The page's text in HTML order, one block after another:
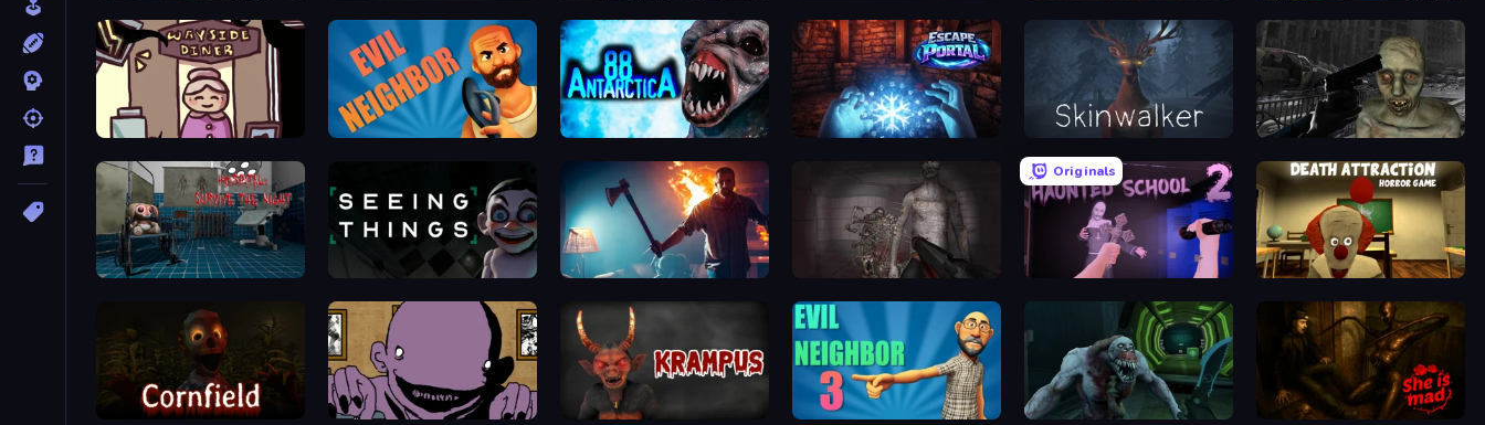
Diner in the Storm Evil Neighbor Antarctica 88 Escape Portal Skinwalker C-Virus Game: Outbreak
Hospital: Survive the Night Seeing Things You Are Being Watched
Originals
Haunted School 2 Death Attraction: Horror Game
Cornfield The Owner Is Dead Krampus Evil Neighbor 3 Shoot Your Nightmare: Space Isolation She is Mad